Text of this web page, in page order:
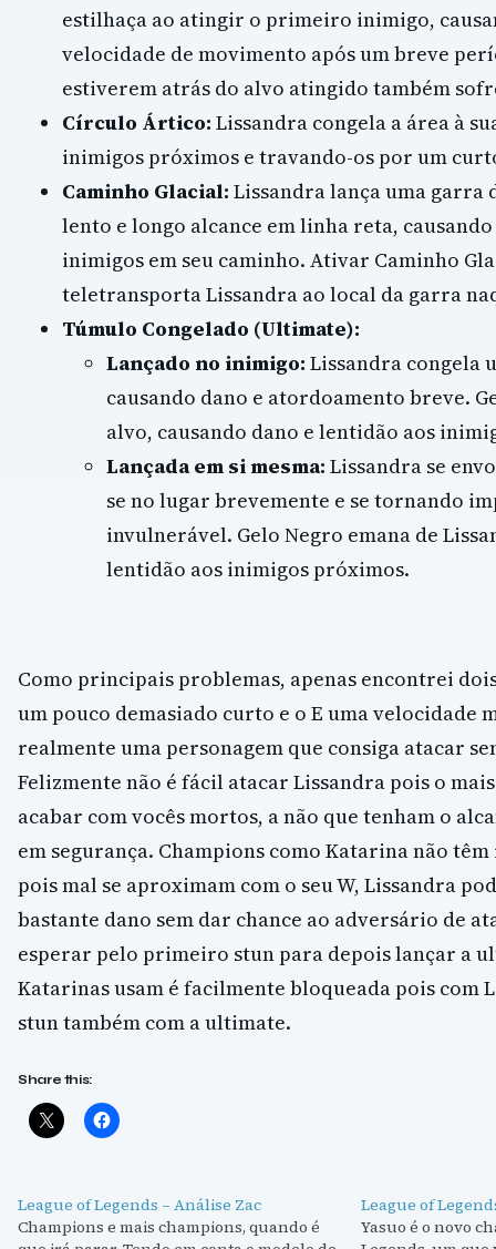
estilhaça ao atingir o primeiro inimigo,
velocidade de movimento após um breve
estiverem atrás do alvo atingido também
Círculo Ártico: Lissandra congela a área à
inimigos próximos e travando-os por um
Caminho Glacial: Lissandra lança uma garra
lento e longo alcance em linha reta,
inimigos em seu caminho. Ativar Caminho
teletransporta Lissandra ao local da garra
Túmulo Congelado (Ultimate):
Lançado no inimigo: Lissandra congela
causando dano e atordoamento breve.
alvo, causando dano e lentidão aos
Lançada em si mesma: Lissandra se
se no lugar brevemente e se tornando
invulnerável. Gelo Negro emana de
lentidão aos inimigos próximos.
Como principais problemas, apenas encontrei
um pouco demasiado curto e o E uma velocidade
realmente uma personagem que consiga atacar
Felizmente não é fácil atacar Lissandra pois o
acabar com vocês mortos, a não que tenham o
em segurança. Champions como Katarina não
pois mal se aproximam com o seu W, Lissandra
bastante dano sem dar chance ao adversário de
esperar pelo primeiro stun para depois lançar a
Katarinas usam é facilmente bloqueada pois com
stun também com a ultimate.
Share this:
League of Legends – Análise Zac
Champions e mais champions, quando é
League of
Yasuo é o novo